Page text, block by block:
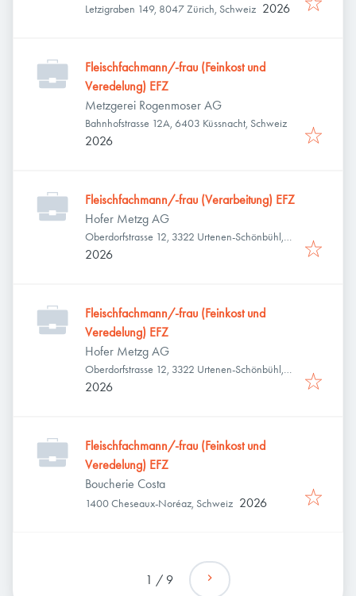
Letzigraben 149, 8047 Zürich, Schweiz 2026
Fleischfachmann/-frau (Feinkost und
Veredelung) EFZ
Metzgerei Rogenmoser AG
Bahnhofstrasse 12A, 6403 Küssnacht, Schweiz
2026
Fleischfachmann/-frau (Verarbeitung) EFZ
Hofer Metzg AG
Oberdorfstrasse 12, 3322 Urtenen-Schönbühl,
Schweiz
2026
Fleischfachmann/-frau (Feinkost und
Veredelung) EFZ
Hofer Metzg AG
Oberdorfstrasse 12, 3322 Urtenen-Schönbühl,
Schweiz
2026
Fleischfachmann/-frau (Feinkost und
Veredelung) EFZ
Boucherie Costa
1400 Cheseaux-Noréaz, Schweiz 2026
1 / 9